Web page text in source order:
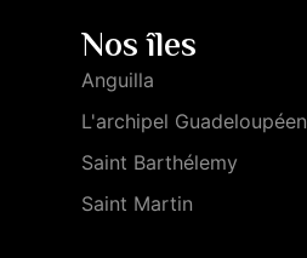
Nos îles
Anguilla
L'archipel Guadeloupéen
Saint Barthélemy
Saint Martin